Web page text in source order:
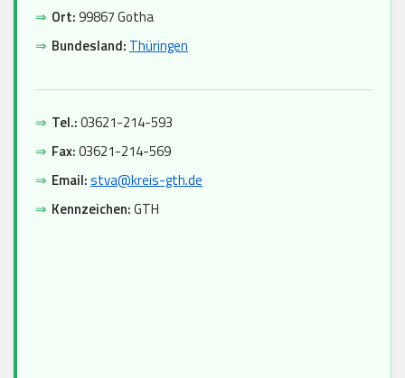
⇒ Ort:99867 Gotha
⇒ Bundesland: Thüringen
⇒ Tel.:03621-214-593
⇒ Fax:03621-214-569
⇒ Email:stva@kreis-gth.de
⇒ Kennzeichen:GTH